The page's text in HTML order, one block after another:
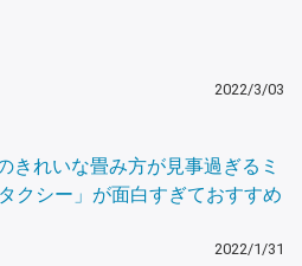
2022/3/03
きれいな畳み方が見事過ぎるミ
クシー」が面白すぎておすすめ
2022/1/31